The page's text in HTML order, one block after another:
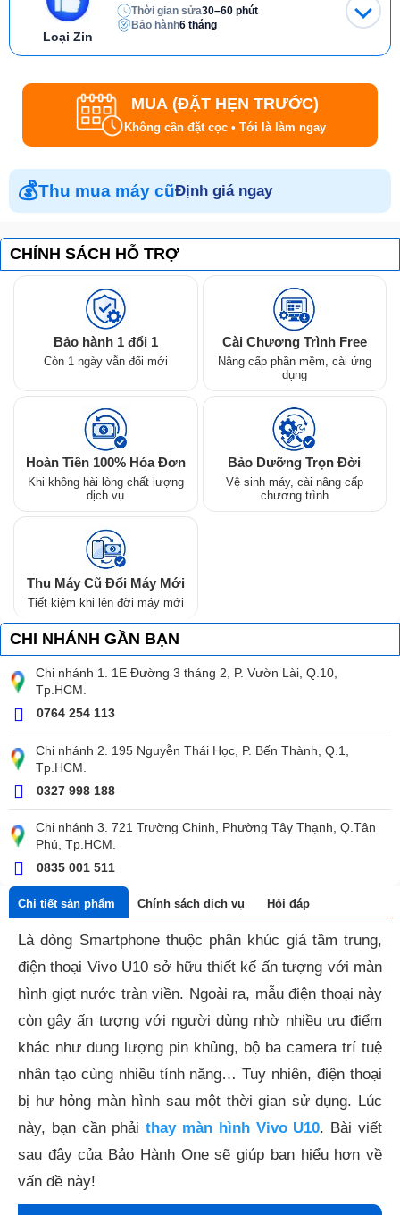
Loại Zin
Thời gian sửa30–60 phút
Bảo hành6 tháng
MUA (ĐẶT HẸN TRƯỚC)
Không cần đặt cọc • Tới là làm ngay
💰Thu mua máy cũĐịnh giá ngay
CHÍNH SÁCH HỖ TRỢ
Bảo hành 1 đổi 1
Còn 1 ngày vẫn đổi mới
Cài Chương Trình Free
Nâng cấp phần mềm, cài ứng
dụng
Hoàn Tiền 100% Hóa Đơn
Khi không hài lòng chất lượng
dịch vụ
Bảo Dưỡng Trọn Đời
Vệ sinh máy, cài nâng cấp
chương trình
Thu Máy Cũ Đổi Máy Mới
Tiết kiệm khi lên đời máy mới
CHI NHÁNH GẦN BẠN
Chi nhánh 1. 1E Đường 3 tháng 2, P. Vườn Lài, Q.10,
Tp.HCM.
0764 254 113
Chi nhánh 2. 195 Nguyễn Thái Học, P. Bến Thành, Q.1,
Tp.HCM.
0327 998 188
Chi nhánh 3. 721 Trường Chinh, Phường Tây Thạnh, Q.Tân
Phú, Tp.HCM.
0835 001 511
Chi tiết sản phẩm Chính sách dịch vụ Hỏi đáp
Là dòng Smartphone thuộc phân khúc giá tầm trung,
điện thoại Vivo U10 sở hữu thiết kế ấn tượng với màn
hình giọt nước tràn viền. Ngoài ra, mẫu điện thoại này
còn gây ấn tượng với người dùng nhờ nhiều ưu điểm
khác như dung lượng pin khủng, bộ ba camera trí tuệ
nhân tạo cùng nhiều tính năng… Tuy nhiên, điện thoại
bị hư hỏng màn hình sau một thời gian sử dụng. Lúc
này, bạn cần phảithay màn hình Vivo U10. Bài viết
sau đây của Bảo Hành One sẽ giúp bạn hiểu hơn về
vấn đề này!